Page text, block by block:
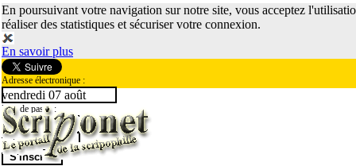
En poursuivant votre navigation sur notre site, vous acceptez
réaliser des statistiques et sécuriser votre connexion.
En savoir plus
Adresse électronique :
Mot de passe :
vendredi 07 août